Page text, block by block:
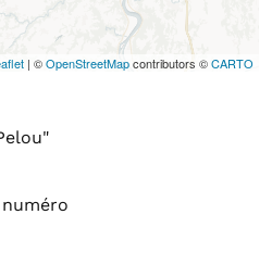
| ©OpenStreetMapcontributors ©CARTO